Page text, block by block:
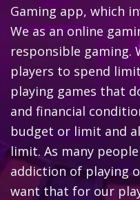
Gaming app, which
We as an online
responsible gaming.
players to spend
playing games that
and financial
budget or limit and
limit. As many
addiction of playing
want that for our